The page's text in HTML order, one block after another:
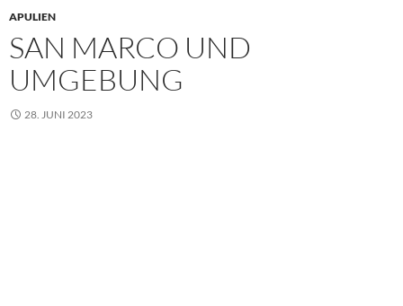
APULIEN
SAN MARCO UND
UMGEBUNG
28. JUNI 2023